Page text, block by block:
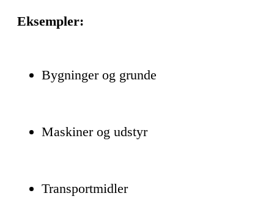
Eksempler:
Bygninger og grunde
Maskiner og udstyr
Transportmidler